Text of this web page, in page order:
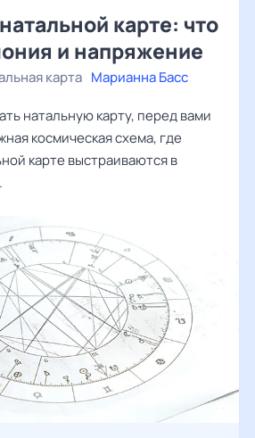
карте: что
и напряжение
карта Марианна Басс
натальную карту, перед вами
космическая схема, где
карте выстраиваются в